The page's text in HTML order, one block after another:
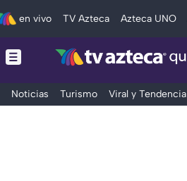
en vivo TV Azteca Azteca UNO
Noticias Turismo Viral y Tendencia